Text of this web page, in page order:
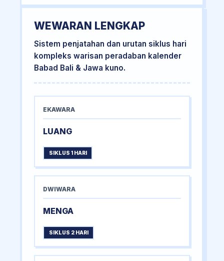
WEWARAN LENGKAP
Sistem penjatahan dan urutan siklus hari
kompleks warisan peradaban kalender
Babad Bali & Jawa kuno.
EKAWARA
LUANG
SIKLUS 1 HARI
DWIWARA
MENGA
SIKLUS 2 HARI